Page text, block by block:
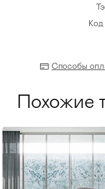
Способы
Похожие